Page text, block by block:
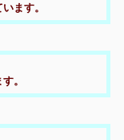
ます。
。